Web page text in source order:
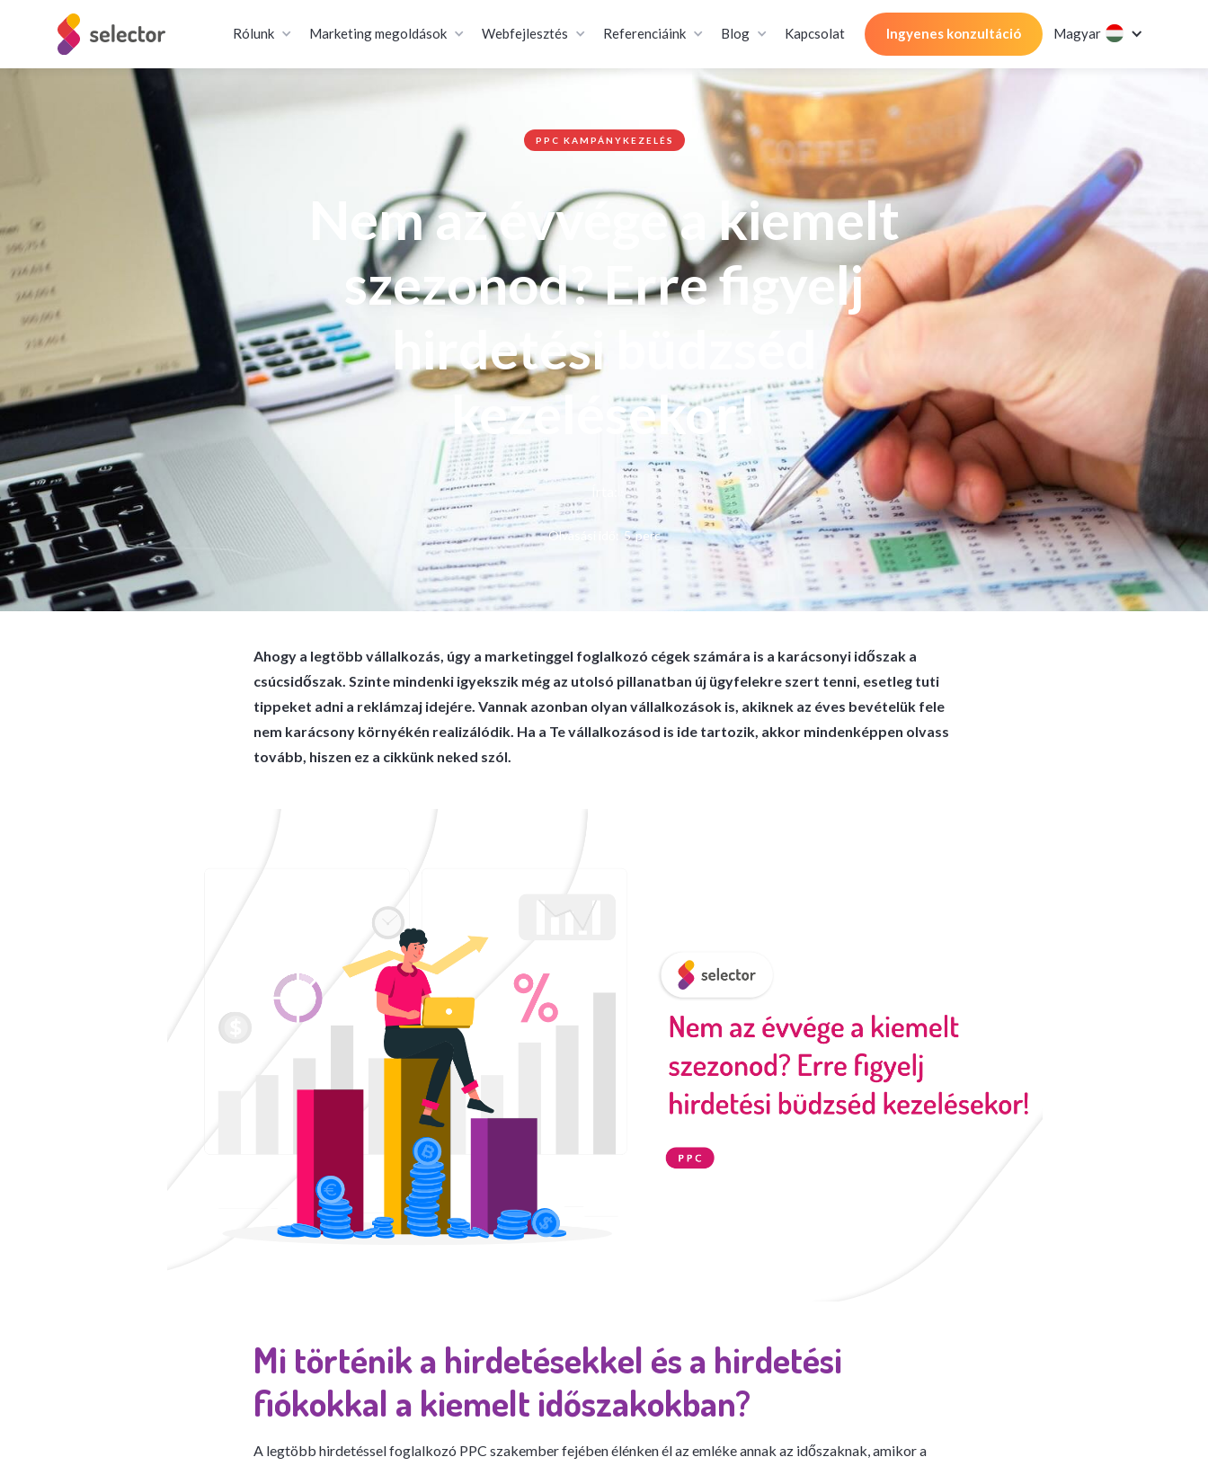
Rólunk Marketing megoldások Webfejlesztés Referenciáink Blog Kapcsolat Ingyenes konzultáció Magyar
PPC KAMPÁNYKEZELÉS
Nem az évvége a kiemelt
szezonod? Erre figyelj
hirdetési büdzséd
kezelésekor!
Olvasási idő: 5 perc
Ahogy a legtöbb vállalkozás, úgy a marketinggel foglalkozó cégek számára is a karácsonyi időszak a
csúcsidőszak. Szinte mindenki igyekszik még az utolsó pillanatban új ügyfelekre szert tenni, esetleg tuti
tippeket adni a reklámzaj idejére. Vannak azonban olyan vállalkozások is, akiknek az éves bevételük fele
nem karácsony környékén realizálódik. Ha a Te vállalkozásod is ide tartozik, akkor mindenképpen olvass
tovább, hiszen ez a cikkünk neked szól.
Mi történik a hirdetésekkel és a hirdetési
fiókokkal a kiemelt időszakokban?
A legtöbb hirdetéssel foglalkozó PPC szakember fejében élénken él az emléke annak az időszaknak, amikor a